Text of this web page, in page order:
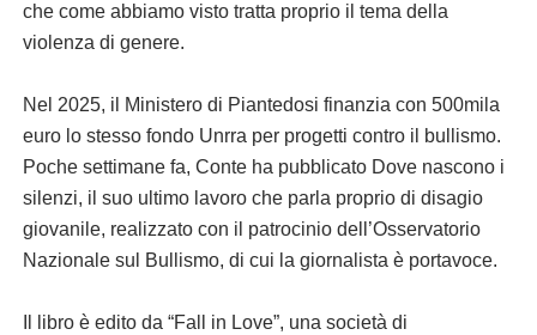
che come abbiamo visto tratta proprio il tema della
violenza di genere.
Nel 2025, il Ministero di Piantedosi finanzia con 500mila
euro lo stesso fondo Unrra per progetti contro il bullismo.
Poche settimane fa, Conte ha pubblicato Dove nascono i
silenzi, il suo ultimo lavoro che parla proprio di disagio
giovanile, realizzato con il patrocinio dell’Osservatorio
Nazionale sul Bullismo, di cui la giornalista è portavoce.
Il libro è edito da “Fall in Love”, una società di